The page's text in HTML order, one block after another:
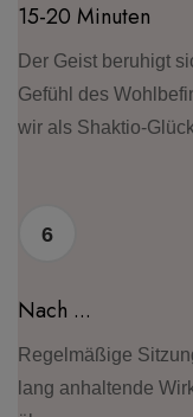
15-20 Minuten
Der Geist beruhigt
Gefühl des
wir als Shaktio-
6
Nach ...
Regelmäßige
lang anhaltende